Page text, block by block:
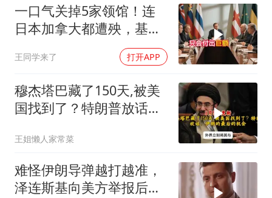
一口气关掉5家领馆！连
日本加拿大都遭殃，基辛
格临终遗言真应验了
王同学来了 打开APP
穆杰塔巴藏了150天,被美
国找到了？特朗普放话：
王姐懒人家常菜
难怪伊朗导弹越打越准，
泽连斯基向美方举报后，